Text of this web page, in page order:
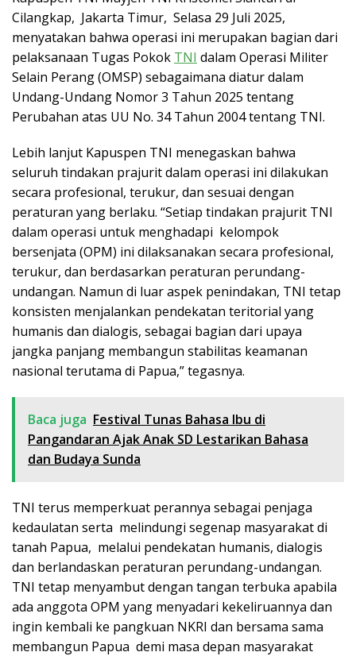
Cilangkap, Jakarta Timur, Selasa 29 Juli 2025,
menyatakan bahwa operasi ini merupakan bagian dari
pelaksanaan Tugas Pokok TNI dalam Operasi Militer
Selain Perang (OMSP) sebagaimana diatur dalam
Undang-Undang Nomor 3 Tahun 2025 tentang
Perubahan atas UU No. 34 Tahun 2004 tentang TNI.
Lebih lanjut Kapuspen TNI menegaskan bahwa
seluruh tindakan prajurit dalam operasi ini dilakukan
secara profesional, terukur, dan sesuai dengan
peraturan yang berlaku. “Setiap tindakan prajurit TNI
dalam operasi untuk menghadapi kelompok
bersenjata (OPM) ini dilaksanakan secara profesional,
terukur, dan berdasarkan peraturan perundang-
undangan. Namun di luar aspek penindakan, TNI tetap
konsisten menjalankan pendekatan teritorial yang
humanis dan dialogis, sebagai bagian dari upaya
jangka panjang membangun stabilitas keamanan
nasional terutama di Papua,” tegasnya.
Baca juga Festival Tunas Bahasa Ibu di
Pangandaran Ajak Anak SD Lestarikan Bahasa
dan Budaya Sunda
TNI terus memperkuat perannya sebagai penjaga
kedaulatan serta melindungi segenap masyarakat di
tanah Papua, melalui pendekatan humanis, dialogis
dan berlandaskan peraturan perundang-undangan.
TNI tetap menyambut dengan tangan terbuka apabila
ada anggota OPM yang menyadari kekeliruannya dan
ingin kembali ke pangkuan NKRI dan bersama sama
membangun Papua demi masa depan masyarakat